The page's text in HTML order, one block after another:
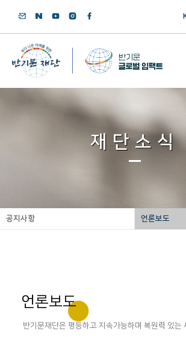
재단소식
공지사항 언론보도
언론보도
반기문재단은 평등하고 지속가능하며 복원력 있는